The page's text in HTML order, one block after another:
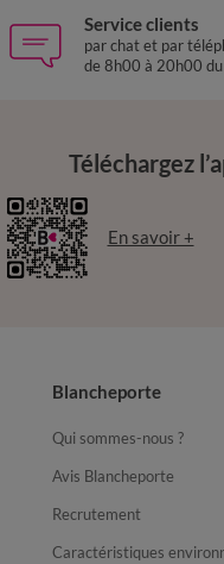
Service clients
par chat et par
de 8h00 à 20h00
Téléchargez
En savoir +
Blancheporte
Qui sommes-nous ?
Avis Blancheporte
Recrutement
Caractéristiques